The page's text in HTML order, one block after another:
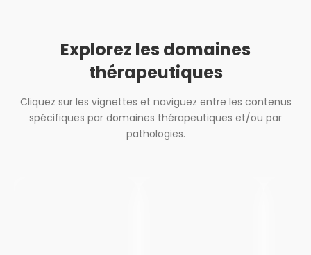
Explorez les domaines
thérapeutiques
Cliquez sur les vignettes et naviguez entre les contenus
spécifiques par domaines thérapeutiques et/ou par
pathologies.